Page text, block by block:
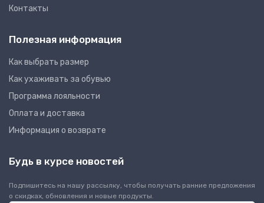
Контакты
Полезная информация
Как выбрать размер
Как ухаживать за обувью
Программа лояльности
Оплата и доставка
Информация о возврате
Будь в курсе новостей
Подпишитесь на нашу рассылку, чтобы получать ранние предложения
о скидках, обновления и новые продукты.